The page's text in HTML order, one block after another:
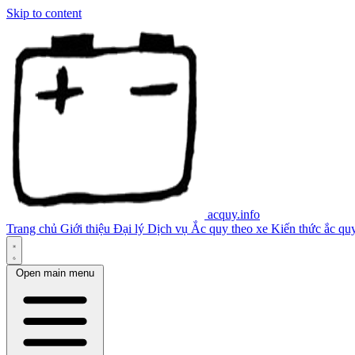
Skip to content
acquy.info
Trang chủ Giới thiệu Đại lý Dịch vụ Ắc quy theo xe Kiến thức ắc
Open main menu